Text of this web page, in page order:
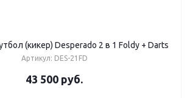
(кикер) Desperado 2 в 1 Foldy + Darts
Артикул: DES-21FD
43 500 руб.